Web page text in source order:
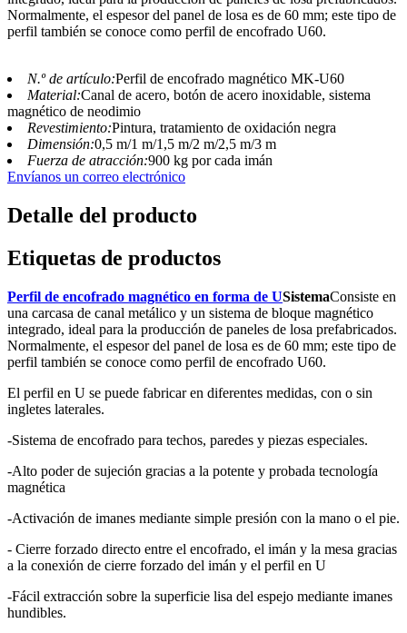
Normalmente, el espesor del panel de losa es de 60 mm; este tipo de
perfil también se conoce como perfil de encofrado U60.
N.º de artículo:Perfil de encofrado magnético MK-U60
Material:Canal de acero, botón de acero inoxidable, sistema
magnético de neodimio
Revestimiento:Pintura, tratamiento de oxidación negra
Dimensión:0,5 m/1 m/1,5 m/2 m/2,5 m/3 m
Fuerza de atracción:900 kg por cada imán
Envíanos un correo electrónico
Detalle del producto
Etiquetas de productos
Perfil de encofrado magnético en forma de USistemaConsiste en
una carcasa de canal metálico y un sistema de bloque magnético
integrado, ideal para la producción de paneles de losa prefabricados.
Normalmente, el espesor del panel de losa es de 60 mm; este tipo de
perfil también se conoce como perfil de encofrado U60.
El perfil en U se puede fabricar en diferentes medidas, con o sin
ingletes laterales.
-Sistema de encofrado para techos, paredes y piezas especiales.
-Alto poder de sujeción gracias a la potente y probada tecnología
magnética
-Activación de imanes mediante simple presión con la mano o el pie.
- Cierre forzado directo entre el encofrado, el imán y la mesa gracias
a la conexión de cierre forzado del imán y el perfil en U
-Fácil extracción sobre la superficie lisa del espejo mediante imanes
hundibles.